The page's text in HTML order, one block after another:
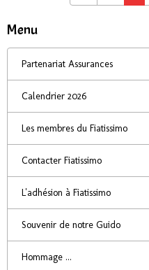
Menu
Partenariat Assurances
Calendrier 2026
Les membres du Fiatissimo
Contacter Fiatissimo
L'adhésion à Fiatissimo
Souvenir de notre Guido
Hommage ...